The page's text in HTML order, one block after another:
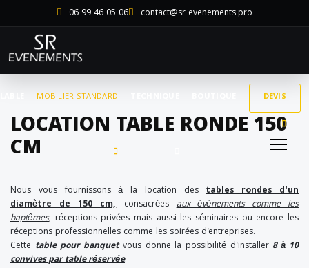
06 99 46 05 06 contact@sr-evenements.pro
MOBILIER STANDARD DEVIS
LOCATION TABLE RONDE 150
CM
Nous vous fournissons à la location destables rondes d'un
diamètre de 150 cm,consacréesaux événements comme les
baptêmes, réceptions privées mais aussi les séminaires ou encore les
réceptions professionnelles comme les soirées d'entreprises.
Cette table pour banquetvous donne la possibilité d'installer8 à 10
convives par table réservée.